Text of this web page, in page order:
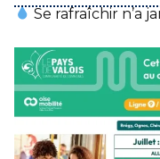
Se rafraîchir n’a